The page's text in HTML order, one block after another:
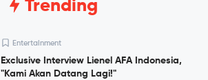
Trending
Entertainment
Exclusive Interview Lienel AFA Indonesia,
"Kami Akan Datang Lagi!"